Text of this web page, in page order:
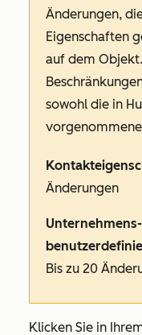
Änderungen,
Eigenschaften
auf dem
sowohl die in
Änderungen
Bis zu 20
Klicken Sie in